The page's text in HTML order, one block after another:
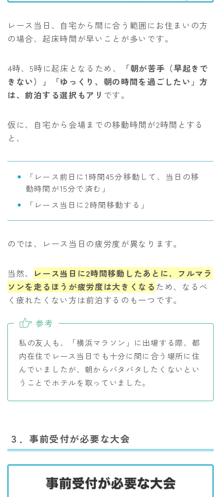
レース当日、自宅から間に合う範囲にお住まいの方
の場合、起床時間が早いことが多いです。
4時、5時に起床となるため、
「朝が苦手（早起きで
きない）」「ゆっくり、朝の時間を過ごしたい」方
は、前泊する選択もアリ です。
仮に、自宅から会場までの移動時間が2時間とする
と、
「レース前日に1時間45分移動して、当日の移
動時間が15分で済む」
「レース当日に2時間移動する」
のでは、レース当日の疲労度が異なります。
当然、
レース当日に2時間移動したあとに、フルマラ
ソンを走るほうが疲労度は大きくなる ため、なるべ
く疲れたくない方は前泊するのも一つです。
参考
私の友人も、「横浜マラソン」に出場する際、都
内在住でレース当日でも十分に間に合う場所に住
んでいましたが、朝からバタバタしたくないとい
うことでホテルを取っていました。
３．事前受付が必要な大会